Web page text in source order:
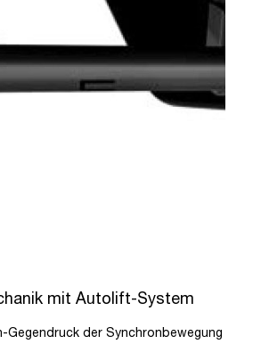
mit Autolift-System
Gegendruck der Synchronbewegung